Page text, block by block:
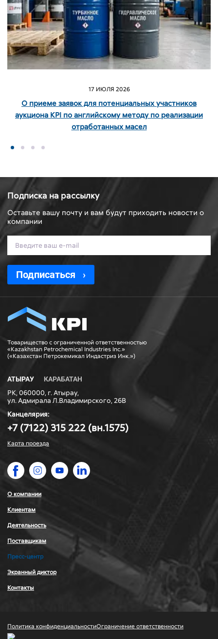
17 ИЮЛЯ 2026
О приеме заявок для потенциальных участников
аукциона KPI по английскому методу по реализации
отработанных масел
Подписка на рассылку
Оставьте вашу почту и вам будут приходить новости о
компании
Подписаться
Товарищество с ограниченной ответственностью
«Kazakhstan Petrochemical Industries Inc.»
(«Казахстан Петрокемикал Индастриз Инк.»)
АТЫРАУ КАРАБАТАН
РК, 060000, г. Атырау,
ул. Адмирала Л.Владимирского, 26В
Канцелярия:
+7 (7122) 315 222 (вн.1575)
Карта проезда
О компании
Клиентам
Деятельность
Поставщикам
Пресс-центр
Экранный диктор
Контакты
Политика конфиденциальностиОграничение ответственности